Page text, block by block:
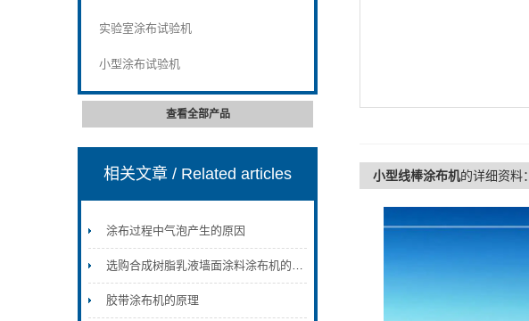
实验室涂布试验机
小型涂布试验机
查看全部产品
相关文章/ Related articles
涂布过程中气泡产生的原因
选购合成树脂乳液墙面涂料涂布机的注意事项
胶带涂布机的原理
小型线棒涂布机的详细资料：